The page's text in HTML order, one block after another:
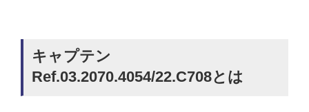
キャプテン
Ref.03.2070.4054/22.C708とは